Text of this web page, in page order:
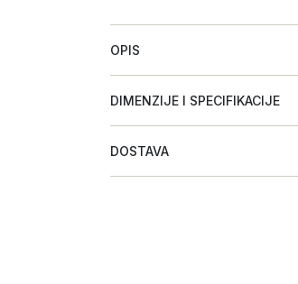
OPIS
DIMENZIJE I SPECIFIKACIJE
DOSTAVA